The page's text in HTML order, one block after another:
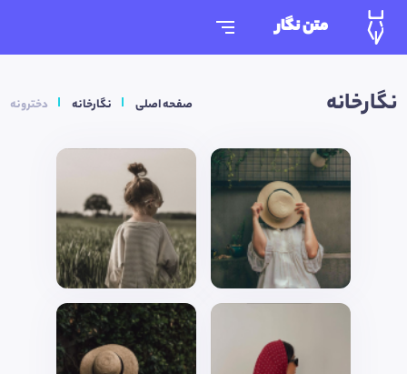
متن نگار
نگارخانه صفحه اصلی نگارخانه دخترونه